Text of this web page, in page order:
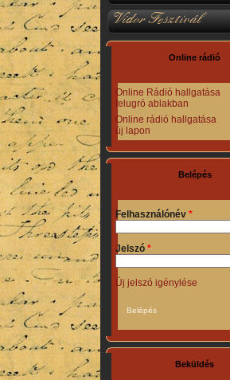
Vidor Fesztivál
Online rádió
Online Rádió hallgatása
felugró ablakban
Online rádió hallgatása
új lapon
Belépés
Felhasználónév *
Jelszó *
Új jelszó igénylése
Beküldés